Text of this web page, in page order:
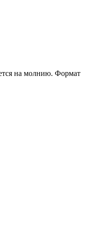
на молнию. Формат